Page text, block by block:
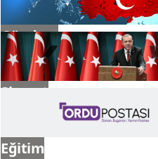
Gündem
Siyaset
Eğitim